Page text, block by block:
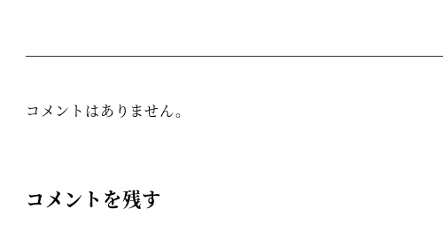
コメントはありません。
コメントを残す